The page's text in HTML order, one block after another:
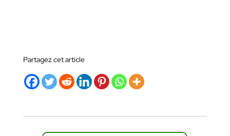
Partagez cet article